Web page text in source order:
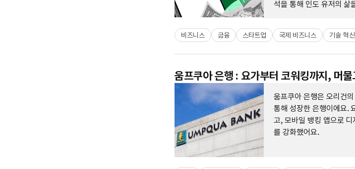
석을 통해 인도 유저의 삶
비즈니스 금융 스타트업 국제 비즈니스 기술 혁신
움프쿠아 은행 : 요가부터 코워킹까지, 머
움프쿠아 은행은 오리건
통해 성장한 은행이에요.
고, 모바일 뱅킹 앱으로
를 강화했어요.